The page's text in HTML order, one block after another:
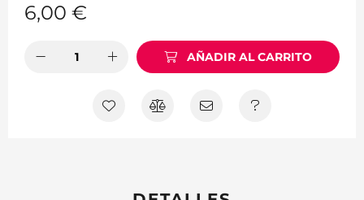
6,00 €
AÑADIR AL CARRITO